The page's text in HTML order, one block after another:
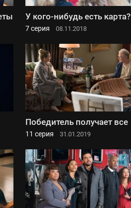
У кого-нибудь есть карта?
7 серия 08.11.2018
Победитель получает все
11 серия 31.01.2019